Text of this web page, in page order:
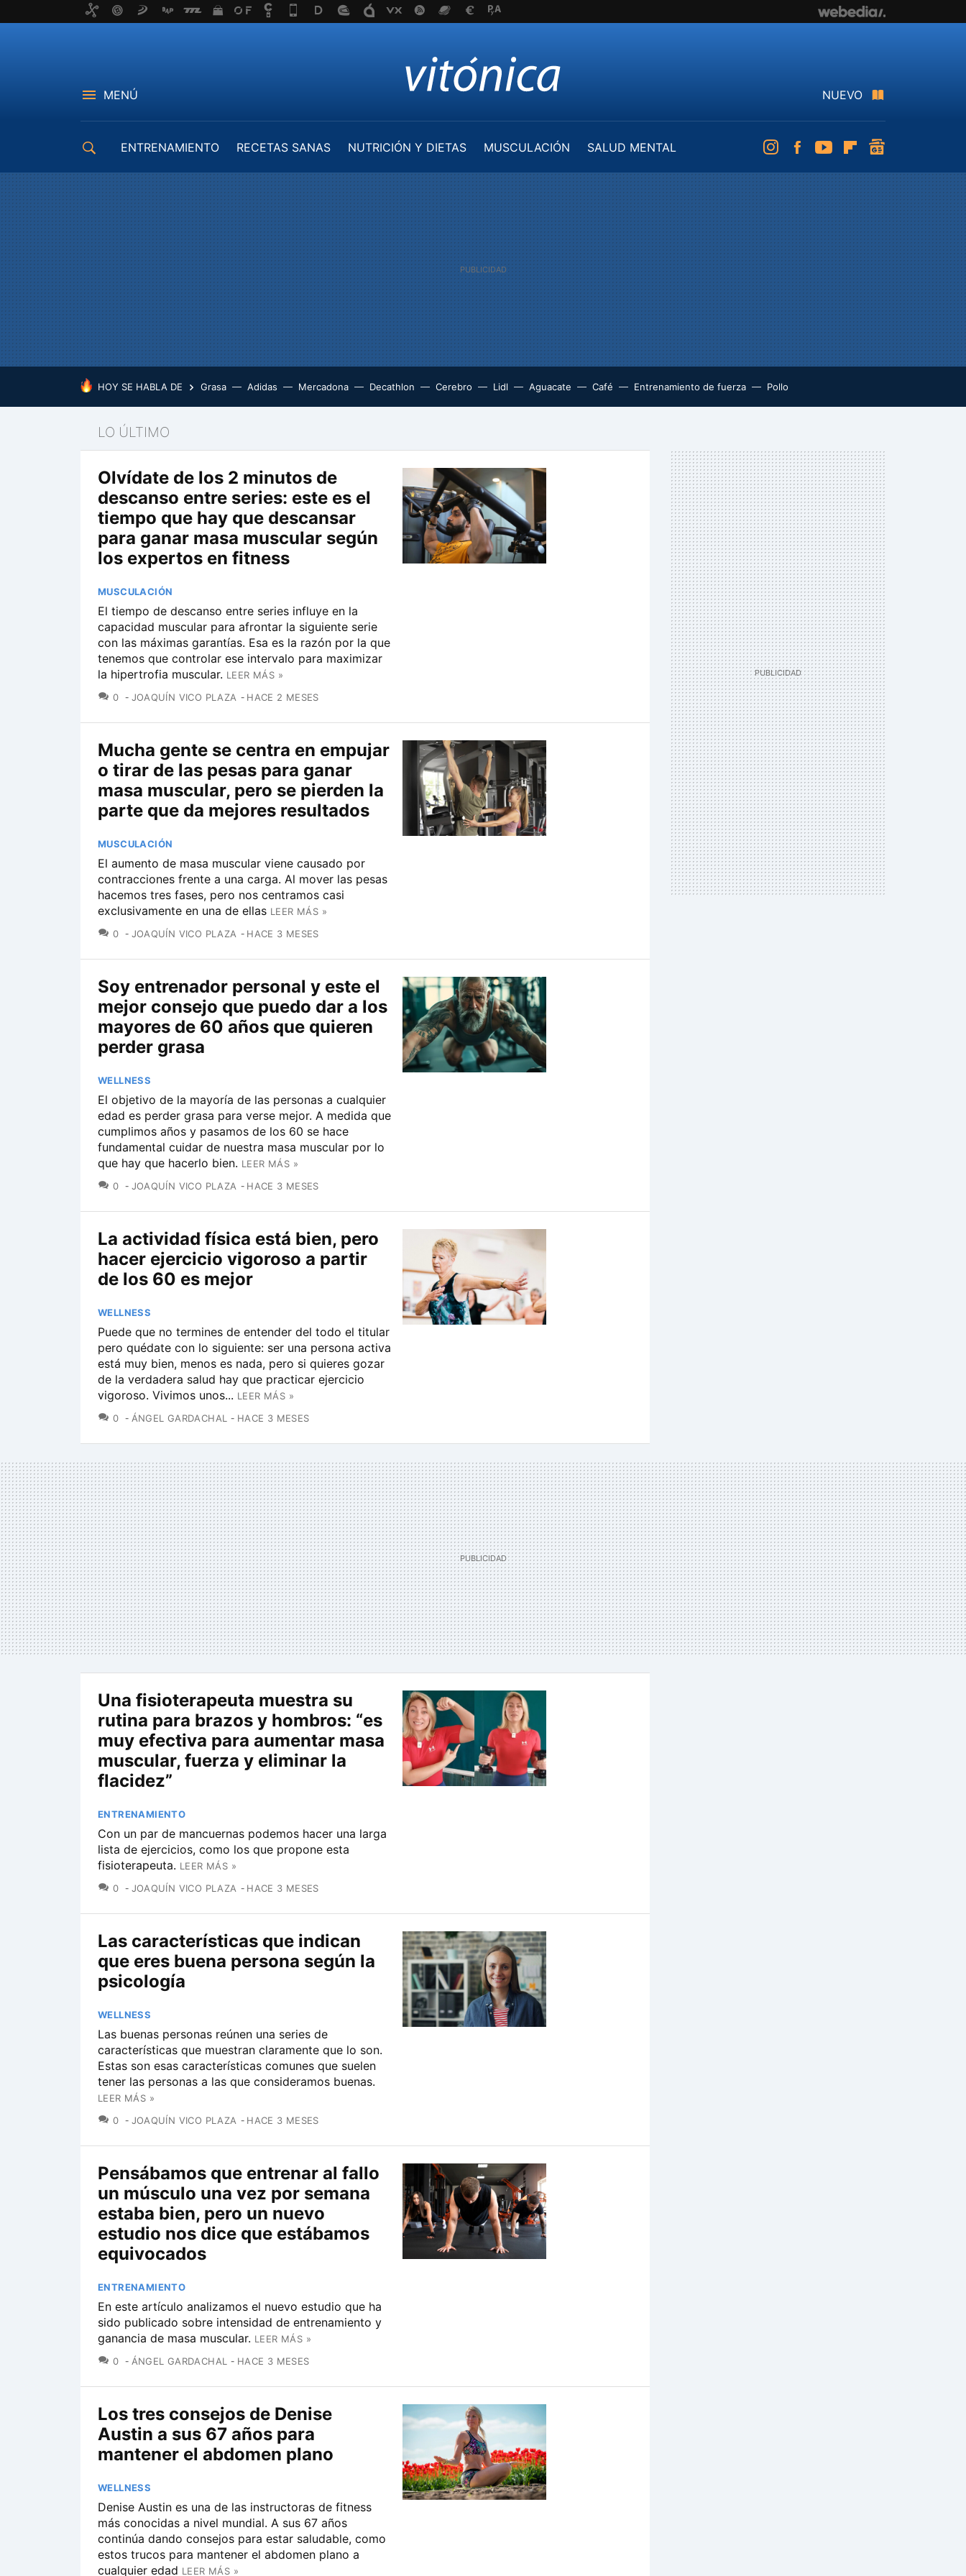
MENÚ NUEVO
ENTRENAMIENTO RECETAS SANAS NUTRICIÓN Y DIETAS MUSCULACIÓN
SALUD MENTAL
InstagramFacebookYoutubeFlipboard
HOY SE HABLA DE Grasa Adidas Mercadona Decathlon Cerebro Lidl Aguacate Café Entrenamiento de fuerza Pollo
LO ÚLTIMO
Olvídate de los 2 minutos de
descanso entre series: este es el
tiempo que hay que descansar
para ganar masa muscular según
los expertos en fitness
MUSCULACIÓN
El tiempo de descanso entre series influye en la
capacidad muscular para afrontar la siguiente serie
con las máximas garantías. Esa es la razón por la que
tenemos que controlar ese intervalo para maximizar
la hipertrofia muscular. LEER MÁS »
0 COMENTARIOS
JOAQUÍN VICO PLAZA HACE 2 MESES
Mucha gente se centra en empujar
o tirar de las pesas para ganar
masa muscular, pero se pierden la
parte que da mejores resultados
MUSCULACIÓN
El aumento de masa muscular viene causado por
contracciones frente a una carga. Al mover las pesas
hacemos tres fases, pero nos centramos casi
exclusivamente en una de ellas LEER MÁS »
0 COMENTARIOS
JOAQUÍN VICO PLAZA HACE 3 MESES
Soy entrenador personal y este el
mejor consejo que puedo dar a los
mayores de 60 años que quieren
perder grasa
WELLNESS
El objetivo de la mayoría de las personas a cualquier
edad es perder grasa para verse mejor. A medida que
cumplimos años y pasamos de los 60 se hace
fundamental cuidar de nuestra masa muscular por lo
que hay que hacerlo bien. LEER MÁS »
0 COMENTARIOS
JOAQUÍN VICO PLAZA HACE 3 MESES
La actividad física está bien, pero
hacer ejercicio vigoroso a partir
de los 60 es mejor
WELLNESS
Puede que no termines de entender del todo el titular
pero quédate con lo siguiente: ser una persona activa
está muy bien, menos es nada, pero si quieres gozar
de la verdadera salud hay que practicar ejercicio
vigoroso. Vivimos unos... LEER MÁS »
0 COMENTARIOS
ÁNGEL GARDACHAL HACE 3 MESES
Una fisioterapeuta muestra su
rutina para brazos y hombros: “es
muy efectiva para aumentar masa
muscular, fuerza y eliminar la
flacidez”
ENTRENAMIENTO
Con un par de mancuernas podemos hacer una larga
lista de ejercicios, como los que propone esta
fisioterapeuta. LEER MÁS »
0 COMENTARIOS
JOAQUÍN VICO PLAZA HACE 3 MESES
Las características que indican
que eres buena persona según la
psicología
WELLNESS
Las buenas personas reúnen una series de
características que muestran claramente que lo son.
Estas son esas características comunes que suelen
tener las personas a las que consideramos buenas.
LEER MÁS »
0 COMENTARIOS
JOAQUÍN VICO PLAZA HACE 3 MESES
Pensábamos que entrenar al fallo
un músculo una vez por semana
estaba bien, pero un nuevo
estudio nos dice que estábamos
equivocados
ENTRENAMIENTO
En este artículo analizamos el nuevo estudio que ha
sido publicado sobre intensidad de entrenamiento y
ganancia de masa muscular. LEER MÁS »
0 COMENTARIOS
ÁNGEL GARDACHAL HACE 3 MESES
Los tres consejos de Denise
Austin a sus 67 años para
mantener el abdomen plano
WELLNESS
Denise Austin es una de las instructoras de fitness
más conocidas a nivel mundial. A sus 67 años
continúa dando consejos para estar saludable, como
estos trucos para mantener el abdomen plano a
cualquier edad LEER MÁS »